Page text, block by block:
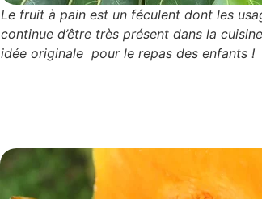
Le fruit à pain est un féculent dont les
continue d’être très présent dans la
idée originale pour le repas des enfants !